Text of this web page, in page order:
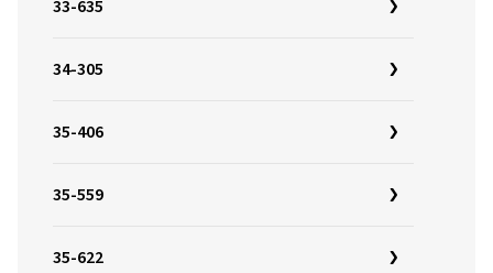
33-635
34-305
35-406
35-559
35-622